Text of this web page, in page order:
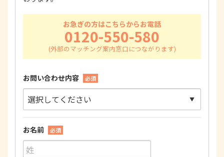
お急ぎの方はこちらからお電話
0120-550-580
お問い合わせ内容 必須
お名前 必須